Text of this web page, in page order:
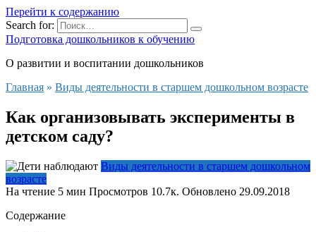
Перейти к содержанию
Search for:
Подготовка дошкольников к обучению
О развитии и воспитании дошкольников
Главная » Виды деятельности в старшем дошкольном возрасте
Как организовывать эксперименты в
детском саду?
Виды деятельности в старшем дошкольном
возрасте
На чтение 5 мин Просмотров 10.7к. Обновлено 29.09.2018
Содержание